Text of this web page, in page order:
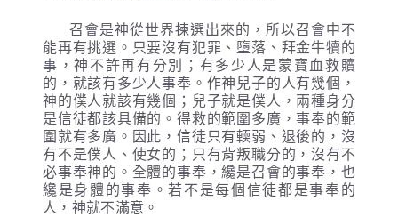
召會是神從世界揀選出來的，所以召會中不
能再有挑選。只要沒有犯罪、墮落、拜金牛犢的
事，神不許再有分別；有多少人是蒙寶血救贖
的，就該有多少人事奉。作神兒子的人有幾個，
神的僕人就該有幾個；兒子就是僕人，兩種身分
是信徒都該具備的。得救的範圍多廣，事奉的範
圍就有多廣。因此，信徒只有輭弱、退後的，沒
有不是僕人、使女的；只有背叛職分的，沒有不
必事奉神的。全體的事奉，纔是召會的事奉，也
纔是身體的事奉。若不是每個信徒都是事奉的
人，神就不滿意。